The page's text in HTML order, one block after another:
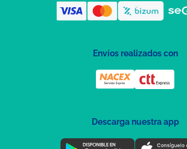
Envíos realizados con
Descarga nuestra app